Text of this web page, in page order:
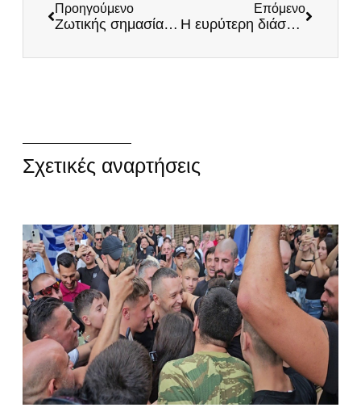
Προηγούμενο
Ζωτικής σημασίας μια διαφορετική πορεία
Επόμενο
Η ευρύτερη διάσταση – σύγκρουση του πολέμου στην Ουκρανία
Σχετικές αναρτήσεις